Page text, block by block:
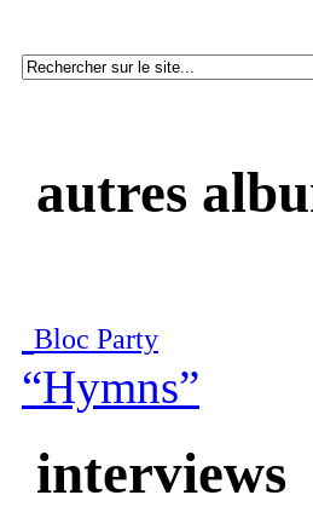
autres
Bloc Party
“Hymns”
interviews